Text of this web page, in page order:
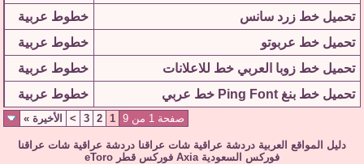
تحميل خط زرد سانس
خطوط عربية
تحميل خط عربوتو
خطوط عربية
تحميل خط زوبا العربي خط للاعلانات
خطوط عربية
تحميل خط بنغ Ping Font خط عربي
خطوط عربية
صفحة 1 من 9 1
2
3
> الأخيرة »
دليل المواقع العربية دردشة عراقية شات عراقنا دردشة عراقية شات عراقنا
فوركس السعودية Axia فوركس قطر eToro